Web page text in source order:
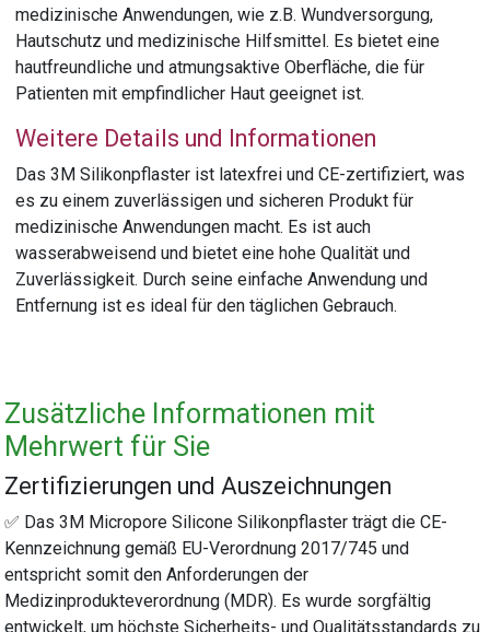
medizinische Anwendungen, wie z.B. Wundversorgung,
Hautschutz und medizinische Hilfsmittel. Es bietet eine
hautfreundliche und atmungsaktive Oberfläche, die für
Patienten mit empfindlicher Haut geeignet ist.
Weitere Details und Informationen
Das 3M Silikonpflaster ist latexfrei und CE-zertifiziert, was
es zu einem zuverlässigen und sicheren Produkt für
medizinische Anwendungen macht. Es ist auch
wasserabweisend und bietet eine hohe Qualität und
Zuverlässigkeit. Durch seine einfache Anwendung und
Entfernung ist es ideal für den täglichen Gebrauch.
Zusätzliche Informationen mit
Mehrwert für Sie
Zertifizierungen und Auszeichnungen
✅ Das 3M Micropore Silicone Silikonpflaster trägt die CE-
Kennzeichnung gemäß EU-Verordnung 2017/745 und
entspricht somit den Anforderungen der
Medizinprodukteverordnung (MDR). Es wurde sorgfältig
entwickelt, um höchste Sicherheits- und Qualitätsstandards zu